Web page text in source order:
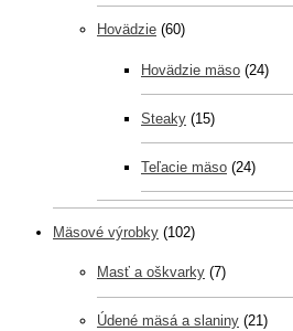
Hovädzie (60)
Hovädzie mäso (24)
Steaky (15)
Teľacie mäso (24)
Mäsové výrobky (102)
Masť a oškvarky (7)
Údené mäsá a slaniny (21)